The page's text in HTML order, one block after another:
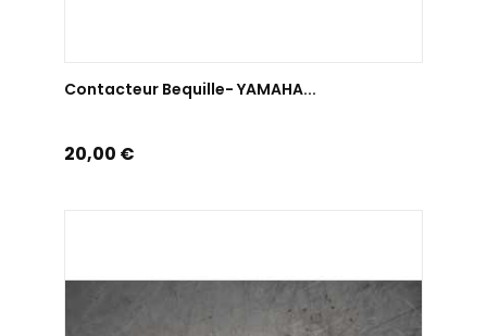
Contacteur Bequille- YAMAHA...
Prix
20,00 €